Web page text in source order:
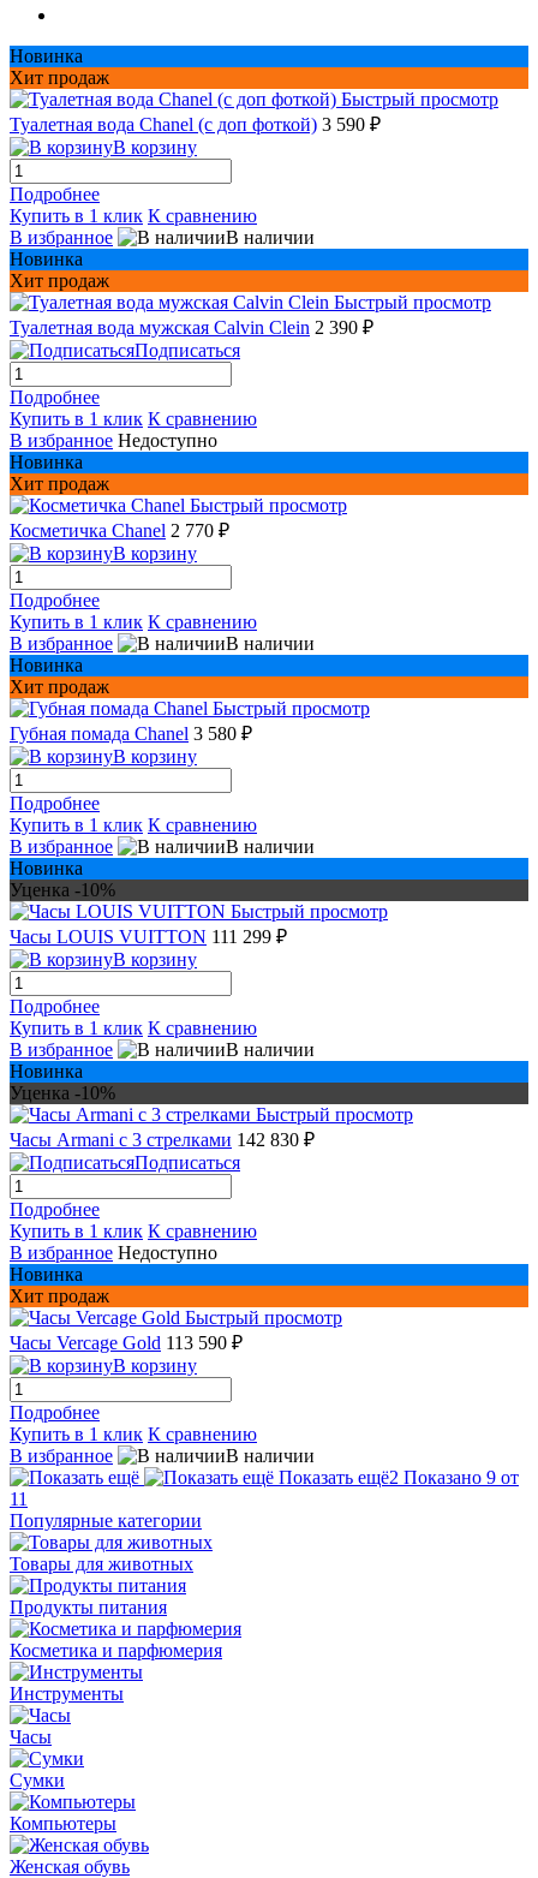
Новинка
Хит продаж
Быстрый просмотр
Туалетная вода Chanel (с доп фоткой) 3 590 ₽
В корзину
Подробнее
Купить в 1 клик К сравнению
В избранное
В наличии
Новинка
Хит продаж
Быстрый просмотр
Туалетная вода мужская Сalvin Сlein 2 390 ₽
Подписаться
Подробнее
Купить в 1 клик К сравнению
В избранное Недоступно
Новинка
Хит продаж
Быстрый просмотр
Косметичка Chanel 2 770 ₽
В корзину
Подробнее
Купить в 1 клик К сравнению
В избранное
В наличии
Новинка
Хит продаж
Быстрый просмотр
Губная помада Chanel 3 580 ₽
В корзину
Подробнее
Купить в 1 клик К сравнению
В избранное
В наличии
Новинка
Уценка -10%
Быстрый просмотр
Часы LOUIS VUITTON 111 299 ₽
В корзину
Подробнее
Купить в 1 клик К сравнению
В избранное
В наличии
Новинка
Уценка -10%
Быстрый просмотр
Часы Armani с 3 стрелками 142 830 ₽
Подписаться
Подробнее
Купить в 1 клик К сравнению
В избранное Недоступно
Новинка
Хит продаж
Быстрый просмотр
Часы Vercage Gold 113 590 ₽
В корзину
Подробнее
Купить в 1 клик К сравнению
В избранное
В наличии
Показать ещё2 Показано 9 от
11
Популярные категории
Товары для животных
Продукты питания
Косметика и парфюмерия
Инструменты
Часы
Сумки
Компьютеры
Женская обувь